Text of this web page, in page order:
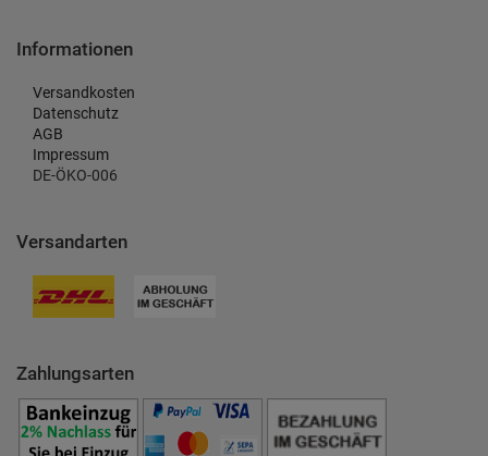
Informationen
Versandkosten
Datenschutz
AGB
Impressum
DE-ÖKO-006
Versandarten
Zahlungsarten